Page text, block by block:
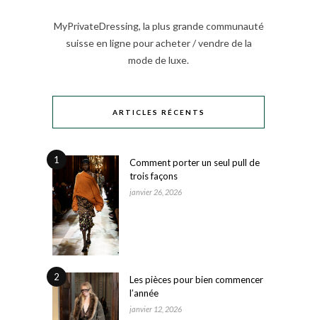
MyPrivateDressing, la plus grande communauté
suisse en ligne pour acheter / vendre de la
mode de luxe.
ARTICLES RÉCENTS
1
Comment porter un seul pull de
trois façons
janvier 26, 2026
2
Les pièces pour bien commencer
l’année
janvier 12, 2026